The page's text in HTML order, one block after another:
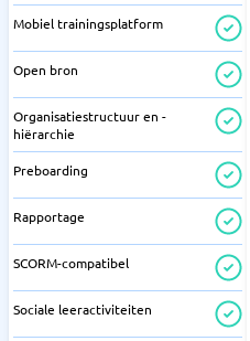
Mobiel trainingsplatform
Open bron
Organisatiestructuur en -
hiërarchie
Preboarding
Rapportage
SCORM-compatibel
Sociale leeractiviteiten